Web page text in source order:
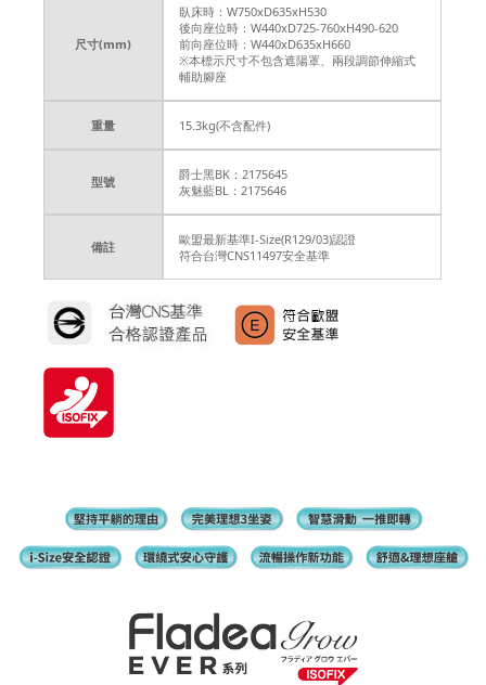
尺寸(mm)
臥床時：W750xD635xH530
後向座位時：W440xD725-760xH490-620
前向座位時：W440xD635xH660
※本標示尺寸不包含遮陽罩、兩段調節伸縮式
輔助腳座
重量 15.3kg(不含配件)
型號
爵士黑BK：2175645
灰魅藍BL：2175646
備註
歐盟最新基準I-Size(R129/03)認證
符合台灣CNS11497安全基準